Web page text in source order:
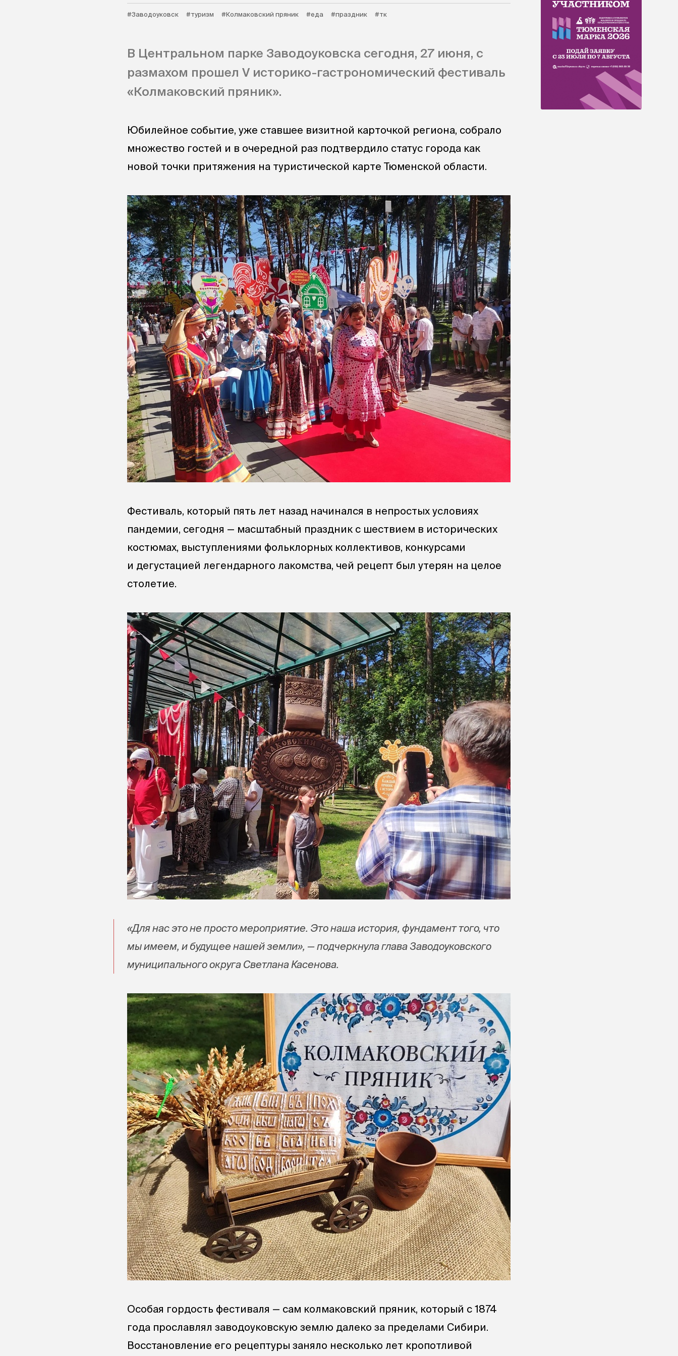
#Заводоуковск #туризм #Колмаковский пряник #еда #праздник #тк
В Центральном парке Заводоуковска сегодня, 27 июня, с
размахом прошел V историко-гастрономический фестиваль
«Колмаковский пряник».
Юбилейное событие, уже ставшее визитной карточкой региона, собрало
множество гостей и в очередной раз подтвердило статус города как
новой точки притяжения на туристической карте Тюменской области.
Фестиваль, который пять лет назад начинался в непростых условиях
пандемии, сегодня — масштабный праздник с шествием в исторических
костюмах, выступлениями фольклорных коллективов, конкурсами
и дегустацией легендарного лакомства, чей рецепт был утерян на целое
столетие.
«Для нас это не просто мероприятие. Это наша история, фундамент того, что
мы имеем, и будущее нашей земли», — подчеркнула глава Заводоуковского
муниципального округа Светлана Касенова.
Особая гордость фестиваля — сам колмаковский пряник, который с 1874
года прославлял заводоуковскую землю далеко за пределами Сибири.
Восстановление его рецептуры заняло несколько лет кропотливой